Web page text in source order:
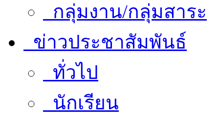
กลุ่มงาน/กลุ่มสาระ
ข่าวประชาสัมพันธ์
ทั่วไป
นักเรียน